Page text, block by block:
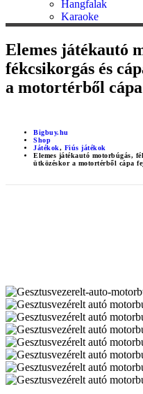
Hangfalak
Karaoke
Elemes játékautó
fékcsikorgás és
a motortérből
Bigbuy.hu
Shop
Játékok, Fiús játékok
Elemes játékautó motorbúgás,
ütközéskor a motortérből cápa